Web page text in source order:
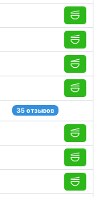
35 отзывов